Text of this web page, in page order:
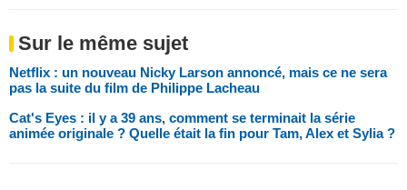
Sur le même sujet
Netflix : un nouveau Nicky Larson annoncé, mais ce ne sera
pas la suite du film de Philippe Lacheau
Cat's Eyes : il y a 39 ans, comment se terminait la série
animée originale ? Quelle était la fin pour Tam, Alex et Sylia ?